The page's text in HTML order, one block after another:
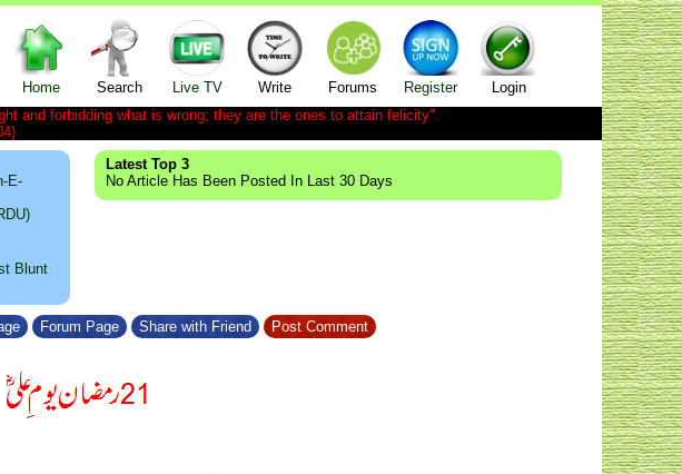
Home Search Live TV Write Forums Register
Login
and forbidding what is wrong; they are the ones to attain felicity".
E-
Blunt
Latest Top 3
No Article Has Been Posted In Last 30 Days
Forum Page Share with Friend Post Comment